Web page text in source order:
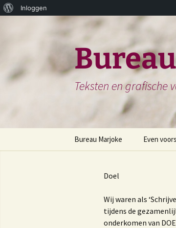
Over
Inloggen
Teksten en grafische
Bureau Marjoke
Nieuwsbrieven of blogs
Even
Doel
Wij waren als
tijdens de
onderkomen van